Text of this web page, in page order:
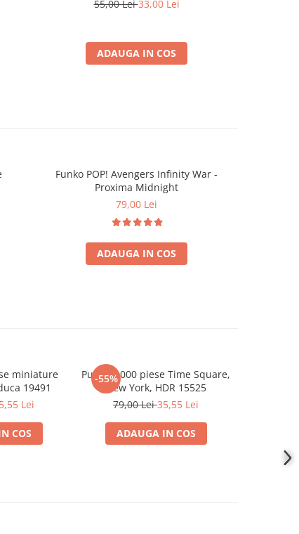
55,00 Lei33,00 Lei
ADAUGA IN COS
Funko POP! Avengers Infinity War -
Proxima Midnight
79,00 Lei
ADAUGA IN COS
miniature
19491
Lei
COS
-55%
Puzzle 1000 piese Time Square,
New York, HDR 15525
79,00 Lei35,55 Lei
ADAUGA IN COS